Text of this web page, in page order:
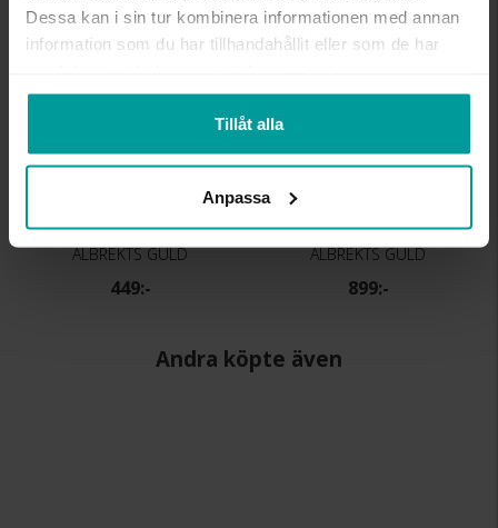
Dessa kan i sin tur kombinera informationen med annan
information som du har tillhandahållit eller som de har
Tillåt alla
Anpassa
Örhängen i äkta silver
ALBREKTS GULD
449:-
Halsband i äkta silver
ALBREKTS GULD
899:-
Andra köpte även